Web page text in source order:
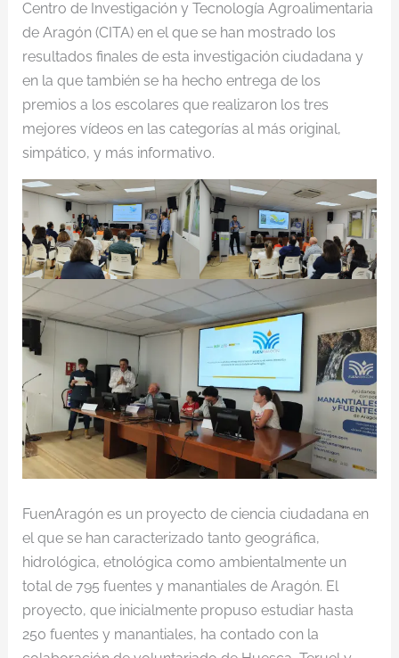
Centro de Investigación y Tecnología Agroalimentaria
de Aragón (CITA) en el que se han mostrado los
resultados finales de esta investigación ciudadana y
en la que también se ha hecho entrega de los
premios a los escolares que realizaron los tres
mejores vídeos en las categorías al más original,
simpático, y más informativo.
FuenAragón es un proyecto de ciencia ciudadana en
el que se han caracterizado tanto geográfica,
hidrológica, etnológica como ambientalmente un
total de 795 fuentes y manantiales de Aragón. El
proyecto, que inicialmente propuso estudiar hasta
250 fuentes y manantiales, ha contado con la